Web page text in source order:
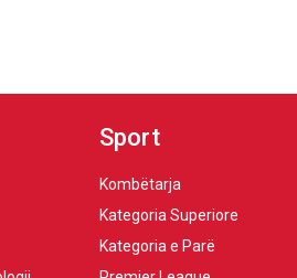
Sport
Kombëtarja
Kategoria Superiore
Kategoria e Parë